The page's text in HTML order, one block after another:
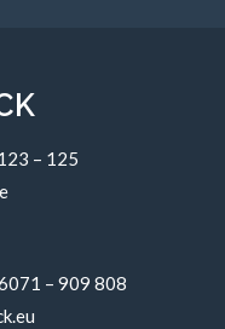
– 125
– 909 808